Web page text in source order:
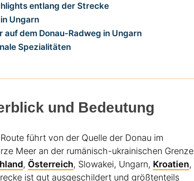
entlang der Strecke
Ungarn
dem Donau-Radweg in Ungarn
Spezialitäten
und Bedeutung
führt von der Quelle der Donau im
Meer an der rumänisch-ukrainischen Grenze
, Österreich, Slowakei, Ungarn, Kroatien,
ist gut ausgeschildert und größtenteils